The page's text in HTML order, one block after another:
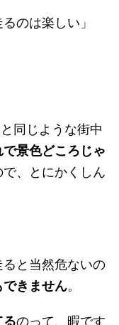
のは楽しい」
同じような街中
で景色どころじゃ
、とにかくしん
と当然危ないの
きません。
るのって、暇です